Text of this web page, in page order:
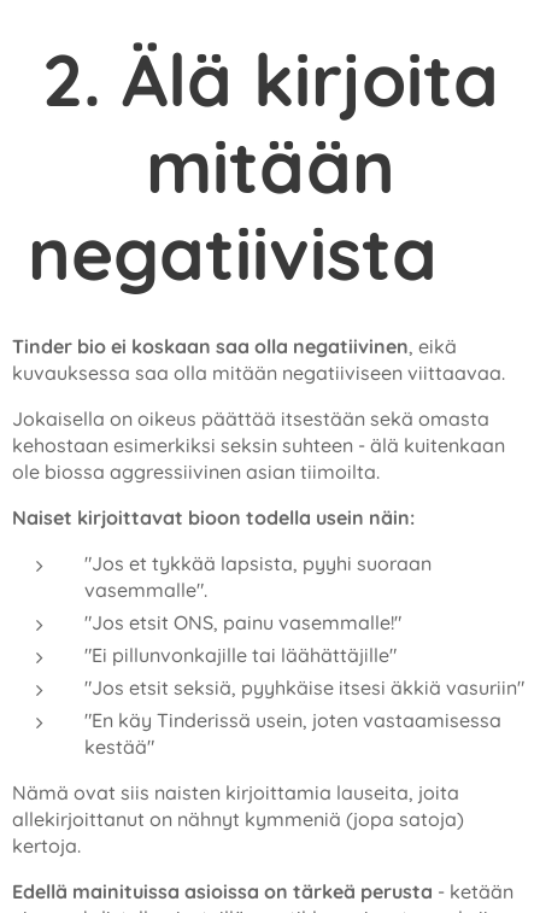
2. Älä kirjoita
mitään
negatiivista
Tinder bio ei koskaan saa olla negatiivinen, eikä
kuvauksessa saa olla mitään negatiiviseen viittaavaa.
Jokaisella on oikeus päättää itsestään sekä omasta
kehostaan esimerkiksi seksin suhteen - älä kuitenkaan
ole biossa aggressiivinen asian tiimoilta.
Naiset kirjoittavat bioon todella usein näin:
"Jos et tykkää lapsista, pyyhi suoraan
vasemmalle".
"Jos etsit ONS, painu vasemmalle!"
"Ei pillunvonkajille tai läähättäjille"
"Jos etsit seksiä, pyyhkäise itsesi äkkiä vasuriin"
"En käy Tinderissä usein, joten vastaamisessa
kestää"
Nämä ovat siis naisten kirjoittamia lauseita, joita
allekirjoittanut on nähnyt kymmeniä (jopa satoja)
kertoja.
Edellä mainituissa asioissa on tärkeä perusta - ketään